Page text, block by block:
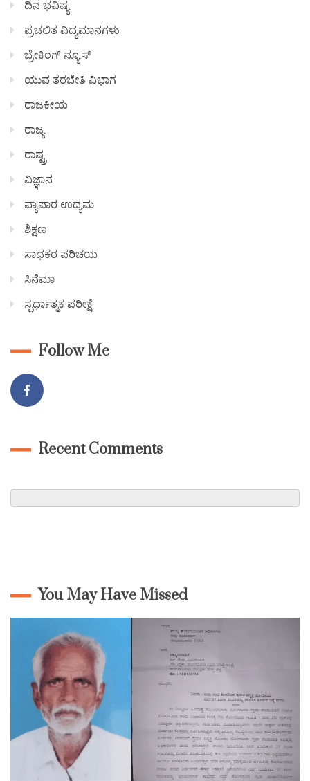
ದಿನ ಭವಿಷ್ಯ
ಪ್ರಚಲಿತ ವಿದ್ಯಮಾನಗಳು
ಬ್ರೇಕಿಂಗ್ ನ್ಯೂಸ್
ಯುವ ತರಬೇತಿ ವಿಭಾಗ
ರಾಜಕೀಯ
ರಾಜ್ಯ
ರಾಷ್ಟ್ರ
ವಿಜ್ಞಾನ
ವ್ಯಾಪಾರ ಉದ್ಯಮ
ಶಿಕ್ಷಣ
ಸಾಧಕರ ಪರಿಚಯ
ಸಿನೆಮಾ
ಸ್ಪರ್ಧಾತ್ಮಕ ಪರೀಕ್ಷೆ
Follow Me
Recent Comments
You May Have Missed